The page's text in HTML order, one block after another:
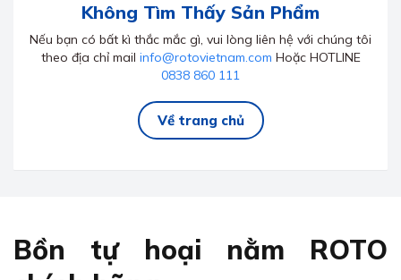
Không Tìm Thấy Sản Phẩm
Nếu bạn có bất kì thắc mắc gì, vui lòng liên hệ với chúng tôi
theo địa chỉ mail info@rotovietnam.com Hoặc HOTLINE
0838 860 111
Về trang chủ
Bồn tự hoại nằm ROTO